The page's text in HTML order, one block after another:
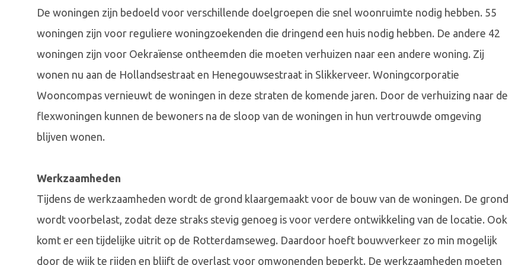
De woningen zijn bedoeld voor verschillende doelgroepen die snel woonruimte nodig hebben. 55
woningen zijn voor reguliere woningzoekenden die dringend een huis nodig hebben. De andere 42
woningen zijn voor Oekraïense ontheemden die moeten verhuizen naar een andere woning. Zij
wonen nu aan de Hollandsestraat en Henegouwsestraat in Slikkerveer. Woningcorporatie
Wooncompas vernieuwt de woningen in deze straten de komende jaren. Door de verhuizing naar de
flexwoningen kunnen de bewoners na de sloop van de woningen in hun vertrouwde omgeving
blijven wonen.
Werkzaamheden
Tijdens de werkzaamheden wordt de grond klaargemaakt voor de bouw van de woningen. De grond
wordt voorbelast, zodat deze straks stevig genoeg is voor verdere ontwikkeling van de locatie. Ook
komt er een tijdelijke uitrit op de Rotterdamseweg. Daardoor hoeft bouwverkeer zo min mogelijk
door de wijk te rijden en blijft de overlast voor omwonenden beperkt. De werkzaamheden moeten